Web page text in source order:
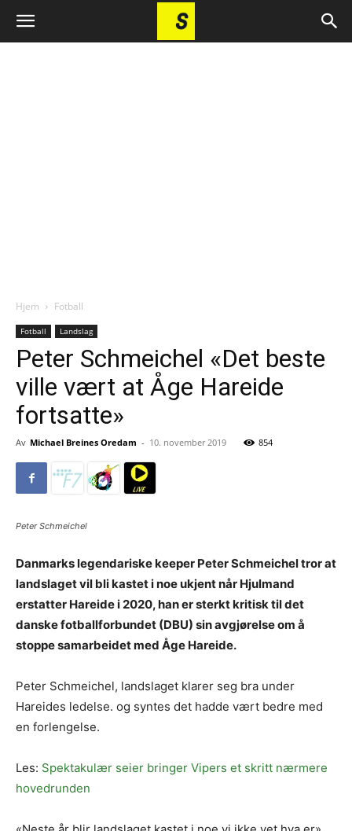
Hjem Fotball
Fotball Landslag
Peter Schmeichel «Det beste
ville vært at Åge Hareide
fortsatte»
Av Michael Breines Oredam - 10. november 2019 854
Peter Schmeichel
Danmarks legendariske keeper Peter Schmeichel tror at
landslaget vil bli kastet i noe ukjent når Hjulmand
erstatter Hareide i 2020, han er sterkt kritisk til det
danske fotballforbundet (DBU) sin avgjørelse om å
stoppe samarbeidet med Åge Hareide.
Peter Schmeichel, landslaget klarer seg bra under
Hareides ledelse. og syntes det hadde vært bedre med
en forlengelse.
Les: Spektakulær seier bringer Vipers et skritt nærmere
hovedrunden